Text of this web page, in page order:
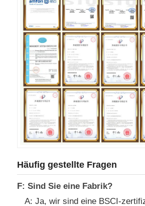
Häufig gestellte Fragen
F: Sind Sie eine Fabrik?
A: Ja, wir sind eine BSCI-